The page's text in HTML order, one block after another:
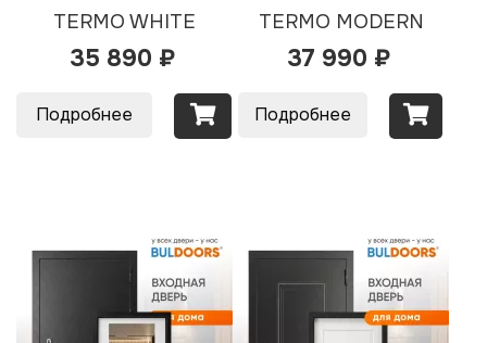
TERMO WHITE
35 890 ₽
Подробнее
TERMO MODERN
37 990 ₽
Подробнее